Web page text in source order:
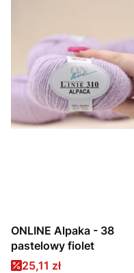
ONLINE Alpaka - 38
pastelowy fiolet
Cena promocyjna
25,11 zł